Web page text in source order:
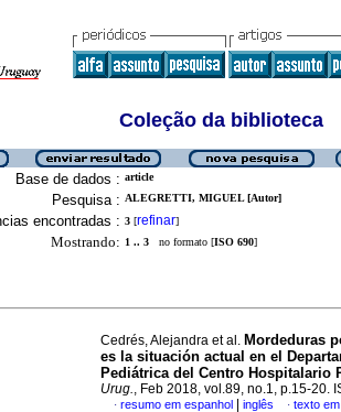
Coleção da biblioteca
Base de dados : article
Pesquisa : ALEGRETTI, MIGUEL [Autor]
encontradas : 3 [refinar]
Mostrando: 1 .. 3 no formato [ISO 690]
Cedrés, Alejandra et al. Mordeduras
es la situación actual en el
Pediátrica del Centro Hospitalario
Urug., Feb 2018, vol.89, no.1, p.15-20.
· resumo em espanhol inglês · texto